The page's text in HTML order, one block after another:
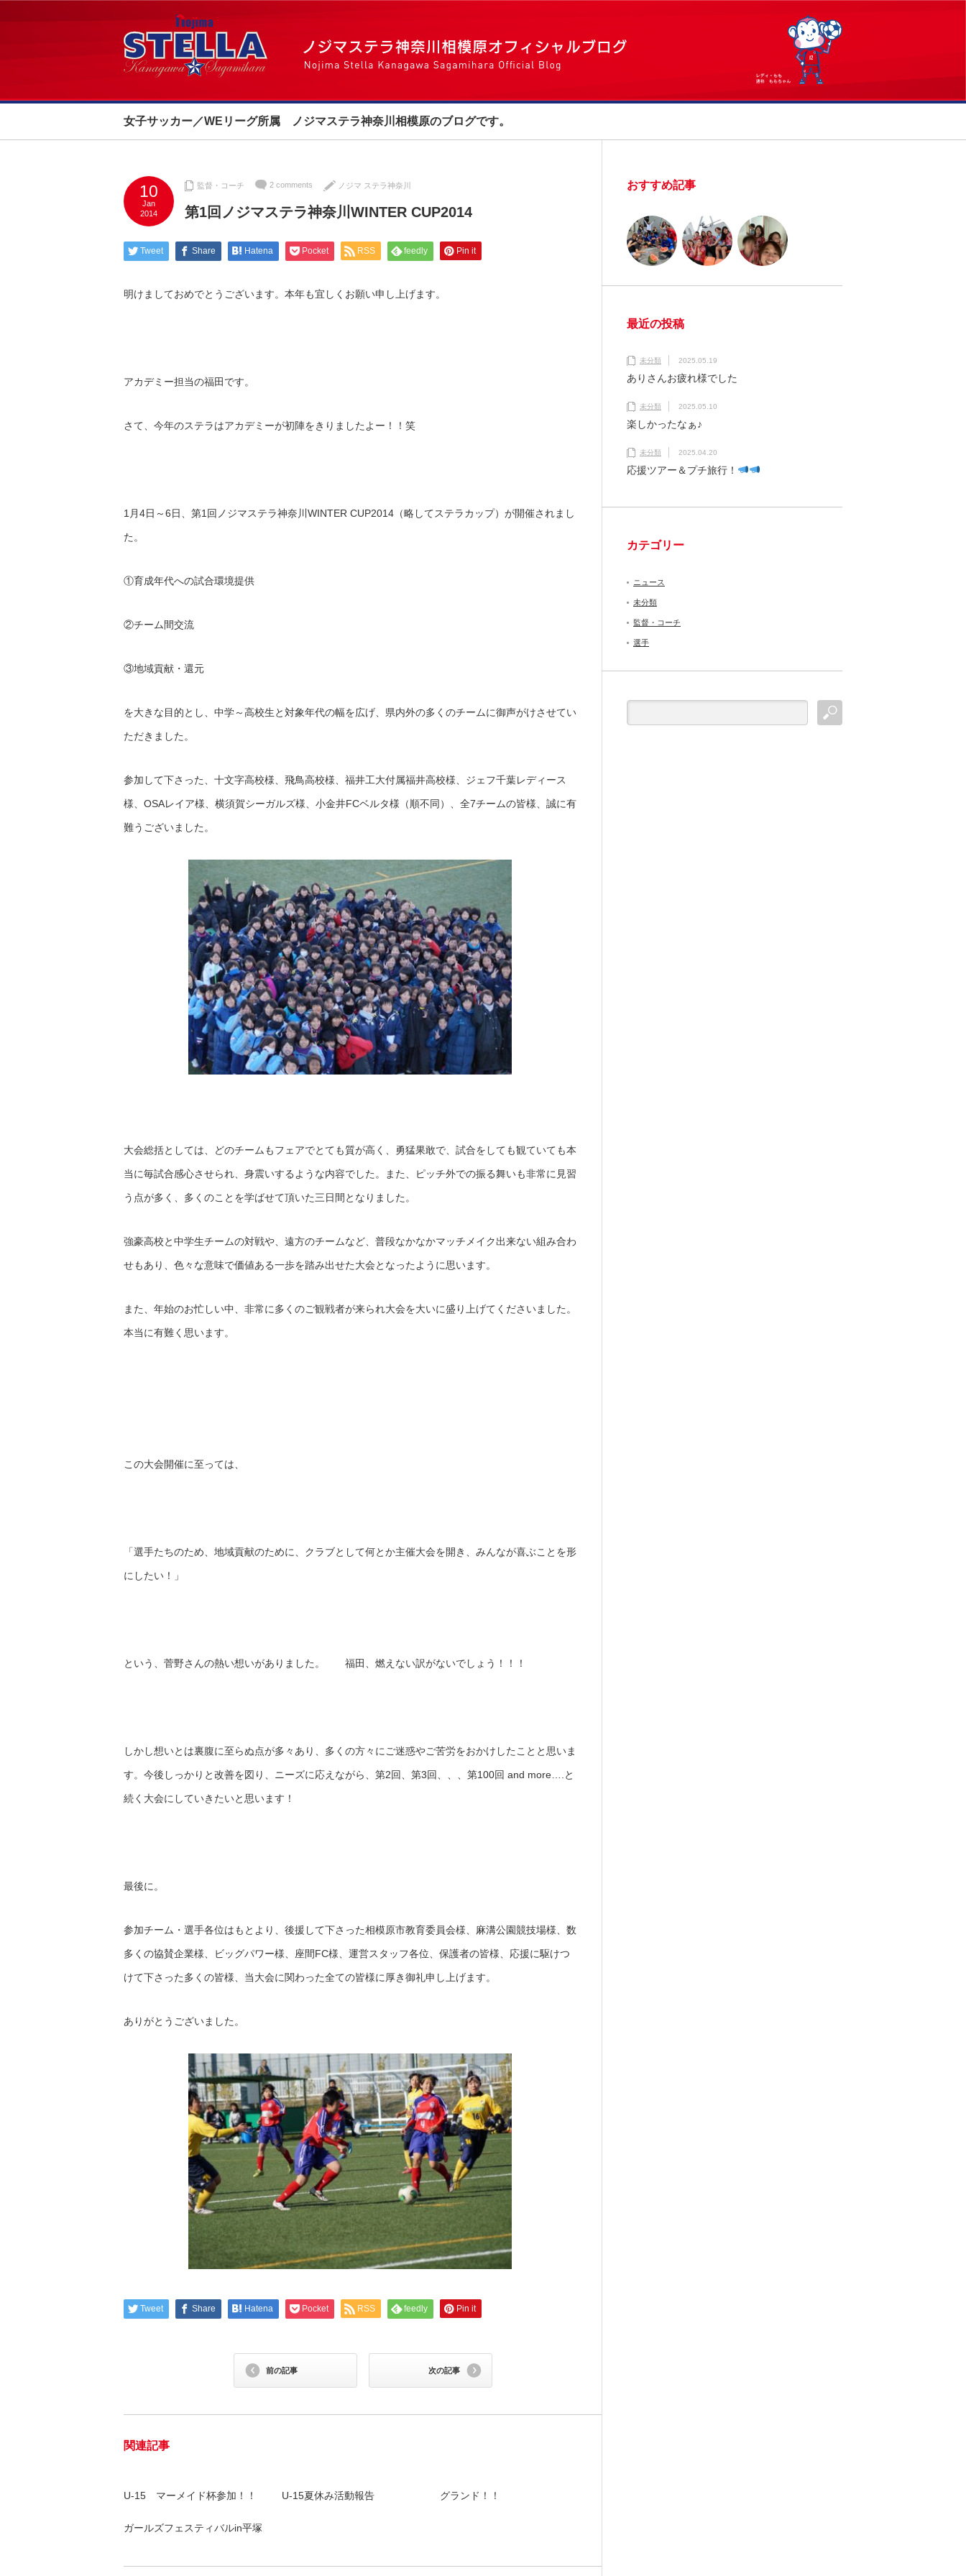
女子サッカー／WEリーグ所属 ノジマステラ神奈川相模原のブログです。
10
Jan
2014
監督・コーチ 2 comments ノジマ ステラ神奈川
第1回ノジマステラ神奈川WINTER CUP2014
Tweet Share Hatena Pocket RSS feedly Pin it
明けましておめでとうございます。本年も宜しくお願い申し上げます。
アカデミー担当の福田です。
さて、今年のステラはアカデミーが初陣をきりましたよー！！笑
1月4日～6日、第1回ノジマステラ神奈川WINTER CUP2014（略してステラカップ）が開催されまし
た。
①育成年代への試合環境提供
②チーム間交流
③地域貢献・還元
を大きな目的とし、中学～高校生と対象年代の幅を広げ、県内外の多くのチームに御声がけさせてい
ただきました。
参加して下さった、十文字高校様、飛鳥高校様、福井工大付属福井高校様、ジェフ千葉レディース
様、OSAレイア様、横須賀シーガルズ様、小金井FCベルタ様（順不同）、全7チームの皆様、誠に有
難うございました。
大会総括としては、どのチームもフェアでとても質が高く、勇猛果敢で、試合をしても観ていても本
当に毎試合感心させられ、身震いするような内容でした。また、ピッチ外での振る舞いも非常に見習
う点が多く、多くのことを学ばせて頂いた三日間となりました。
強豪高校と中学生チームの対戦や、遠方のチームなど、普段なかなかマッチメイク出来ない組み合わ
せもあり、色々な意味で価値ある一歩を踏み出せた大会となったように思います。
また、年始のお忙しい中、非常に多くのご観戦者が来られ大会を大いに盛り上げてくださいました。
本当に有難く思います。
この大会開催に至っては、
「選手たちのため、地域貢献のために、クラブとして何とか主催大会を開き、みんなが喜ぶことを形
にしたい！」
という、菅野さんの熱い想いがありました。 福田、燃えない訳がないでしょう！！！
しかし想いとは裏腹に至らぬ点が多々あり、多くの方々にご迷惑やご苦労をおかけしたことと思いま
す。今後しっかりと改善を図り、ニーズに応えながら、第2回、第3回、、、第100回 and more….と
続く大会にしていきたいと思います！
最後に。
参加チーム・選手各位はもとより、後援して下さった相模原市教育委員会様、麻溝公園競技場様、数
多くの協賛企業様、ビッグパワー様、座間FC様、運営スタッフ各位、保護者の皆様、応援に駆けつ
けて下さった多くの皆様、当大会に関わった全ての皆様に厚き御礼申し上げます。
ありがとうございました。
Tweet Share Hatena Pocket RSS feedly Pin it
前の記事 次の記事
関連記事
U-15 マーメイド杯参加！！ U-15夏休み活動報告 グランド！！
ガールズフェスティバルin平塚
おすすめ記事
最近の投稿
未分類 2025.05.19
ありさんお疲れ様でした
未分類 2025.05.10
楽しかったなぁ♪
未分類 2025.04.20
応援ツアー＆プチ旅行！
カテゴリー
ニュース
未分類
監督・コーチ
選手